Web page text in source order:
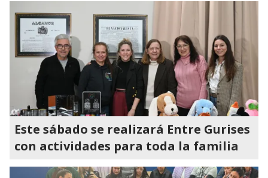
Este sábado se realizará Entre Gurises
con actividades para toda la familia